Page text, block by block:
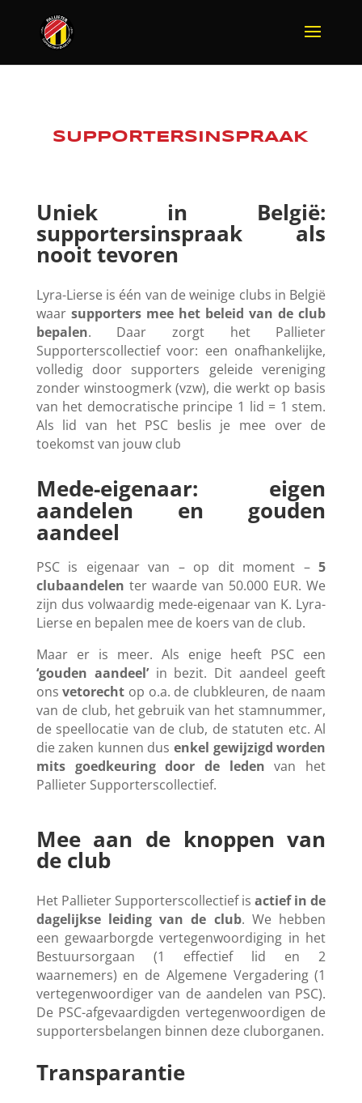
SUPPORTERSINSPRAAK
Uniek in België:
supportersinspraak als
nooit tevoren
Lyra-Lierse is één van de weinige clubs in België
waar supporters mee het beleid van de club
bepalen. Daar zorgt het Pallieter
Supporterscollectief voor: een onafhankelijke,
volledig door supporters geleide vereniging
zonder winstoogmerk (vzw), die werkt op basis
van het democratische principe 1 lid = 1 stem.
Als lid van het PSC beslis je mee over de
toekomst van jouw club
Mede-eigenaar: eigen
aandelen en gouden
aandeel
PSC is eigenaar van – op dit moment –5
clubaandelen ter waarde van 50.000 EUR. We
zijn dus volwaardig mede-eigenaar van K. Lyra-
Lierse en bepalen mee de koers van de club.
Maar er is meer. Als enige heeft PSC een
‘gouden aandeel’ in bezit. Dit aandeel geeft
onsvetorecht op o.a. de clubkleuren, de naam
van de club, het gebruik van het stamnummer,
de speellocatie van de club, de statuten etc. Al
die zaken kunnen dusenkel gewijzigd worden
mits goedkeuring door de leden van het
Pallieter Supporterscollectief.
Mee aan de knoppen van
de club
Het Pallieter Supporterscollectief isactief in de
dagelijkse leiding van de club. We hebben
een gewaarborgde vertegenwoordiging in het
Bestuursorgaan (1 effectief lid en 2
waarnemers) en de Algemene Vergadering (1
vertegenwoordiger van de aandelen van PSC).
De PSC-afgevaardigden vertegenwoordigen de
supportersbelangen binnen deze cluborganen.
Transparantie